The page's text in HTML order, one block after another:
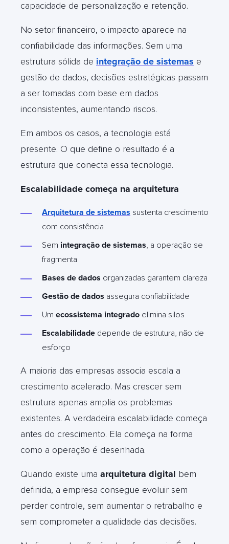
capacidade de personalização e retenção.
No setor financeiro, o impacto aparece na
confiabilidade das informações. Sem uma
estrutura sólida de integração de sistemas e
gestão de dados, decisões estratégicas passam
a ser tomadas com base em dados
inconsistentes, aumentando riscos.
Em ambos os casos, a tecnologia está
presente. O que define o resultado é a
estrutura que conecta essa tecnologia.
Escalabilidade começa na arquitetura
Arquitetura de sistemas sustenta crescimento
com consistência
Sem integração de sistemas, a operação se
fragmenta
Bases de dados organizadas garantem clareza
Gestão de dados assegura confiabilidade
Um ecossistema integrado elimina silos
Escalabilidade depende de estrutura, não de
esforço
A maioria das empresas associa escala a
crescimento acelerado. Mas crescer sem
estrutura apenas amplia os problemas
existentes. A verdadeira escalabilidade começa
antes do crescimento. Ela começa na forma
como a operação é desenhada.
Quando existe uma arquitetura digital bem
definida, a empresa consegue evoluir sem
perder controle, sem aumentar o retrabalho e
sem comprometer a qualidade das decisões.